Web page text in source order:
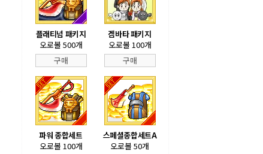
플래티넘 패키지
오로볼 500개
구매
겜바타 패키지
오로볼 100개
구매
파워 종합세트
오로볼 100개
스페셜종합세트A
오로볼 50개